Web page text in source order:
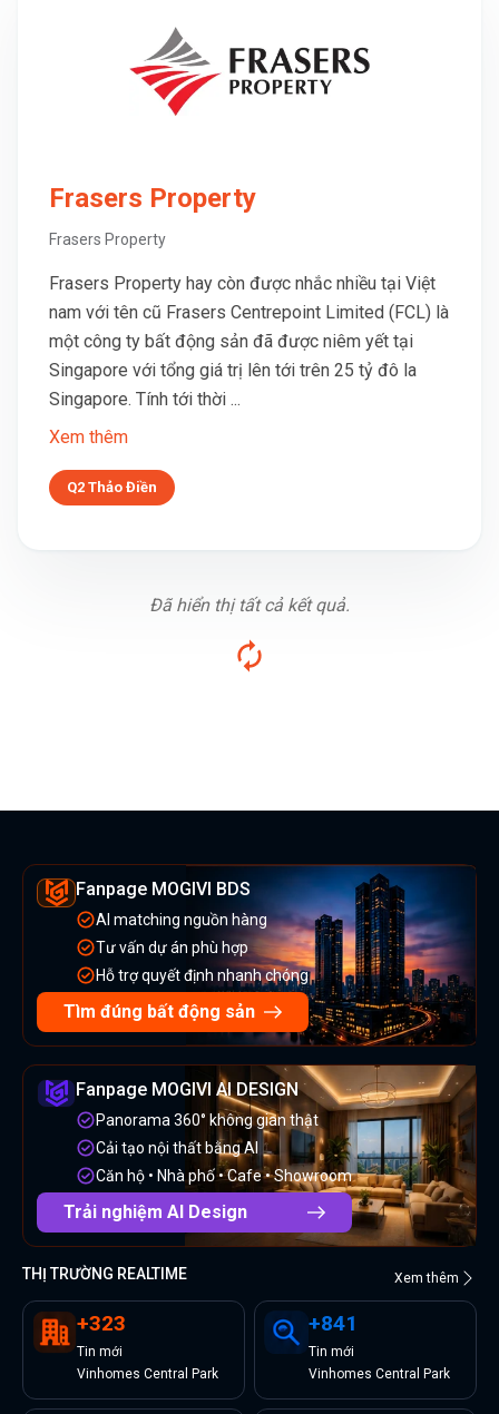
Frasers Property
Frasers Property
Frasers Property hay còn được nhắc nhiều tại Việt
nam với tên cũ Frasers Centrepoint Limited (FCL) là
một công ty bất động sản đã được niêm yết tại
Singapore với tổng giá trị lên tới trên 25 tỷ đô la
Singapore. Tính tới thời ...
Xem thêm
Q2 Thảo Điền
Đã hiển thị tất cả kết quả.
Fanpage MOGIVI BDS
AI matching nguồn hàng
Tư vấn dự án phù hợp
Hỗ trợ quyết định nhanh chóng
Tìm đúng bất động sản
Fanpage MOGIVI AI DESIGN
Panorama 360° không gian thật
Cải tạo nội thất bằng AI
Căn hộ • Nhà phố • Cafe • Showroom
Trải nghiệm AI Design
THỊ TRƯỜNG REALTIME Xem thêm
+323
Tin mới
Vinhomes Central Park
+841
Tin mới
Vinhomes Central Park